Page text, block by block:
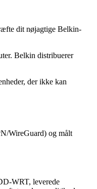
dit nøjagtige Belkin-
Belkin distribuerer
der ikke kan
WireGuard) og målt
WRT, leverede